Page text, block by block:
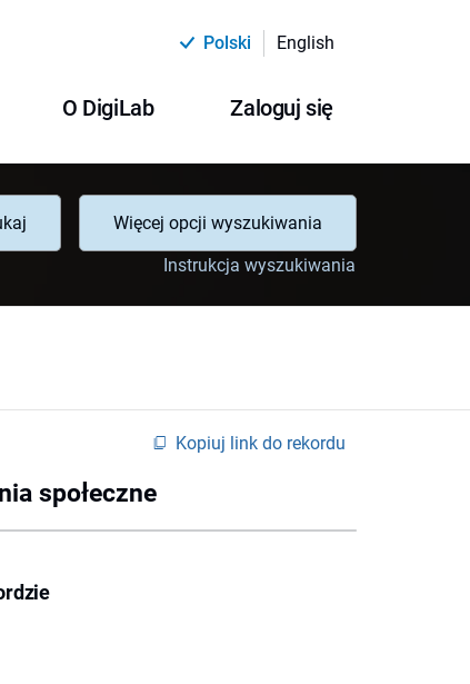
Polski English
O DigiLab Zaloguj się
Więcej opcji wyszukiwania
Instrukcja wyszukiwania
Kopiuj link do rekordu
społeczne